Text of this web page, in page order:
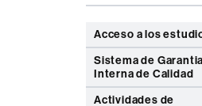
Acceso a los
Sistema de Garantia
Interna de Calidad
Actividades de